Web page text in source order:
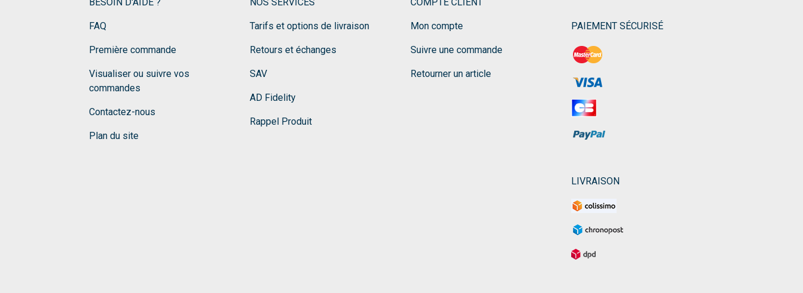
FAQ
Première commande
Visualiser ou suivre vos
commandes
Contactez-nous
Plan du site
Tarifs et options de livraison
Retours et échanges
SAV
AD Fidelity
Rappel Produit
Mon compte
Suivre une commande
Retourner un article
PAIEMENT SÉCURISÉ
LIVRAISON